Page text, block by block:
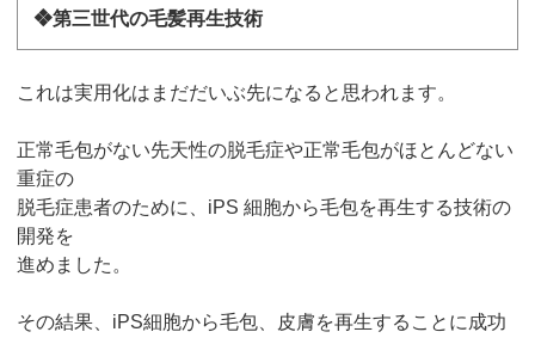
❖第三世代の毛髪再生技術
これは実用化はまだだいぶ先になると思われます。
正常毛包がない先天性の脱毛症や正常毛包がほとんどない
重症の
脱毛症患者のために、iPS 細胞から毛包を再生する技術の
開発を
進めました。
その結果、iPS細胞から毛包、皮膚を再生することに成功